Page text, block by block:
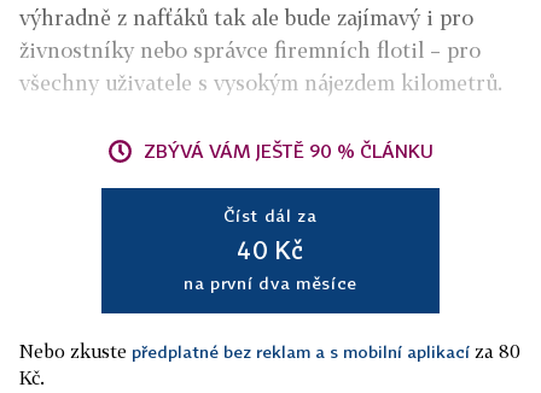
výhradně z nafťáků tak ale bude zajímavý i pro
živnostníky nebo správce firemních flotil – pro
všechny uživatele s vysokým nájezdem kilometrů.
ZBÝVÁ VÁM JEŠTĚ 90 % ČLÁNKU
Číst dál za
40 Kč
na první dva měsíce
Nebo zkuste předplatné bez reklam a s mobilní aplikací za 80
Kč.